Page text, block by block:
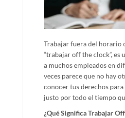
Trabajar fuera del horario
“trabajar off the clock”, es
a muchos empleados en
veces parece que no hay
conocer tus derechos
justo por todo el tiempo
¿Qué Significa Trabajar